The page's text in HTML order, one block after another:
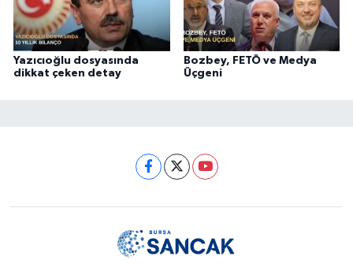
Yazıcıoğlu dosyasında
dikkat çeken detay
Bozbey, FETÖ ve Medya
Üçgeni